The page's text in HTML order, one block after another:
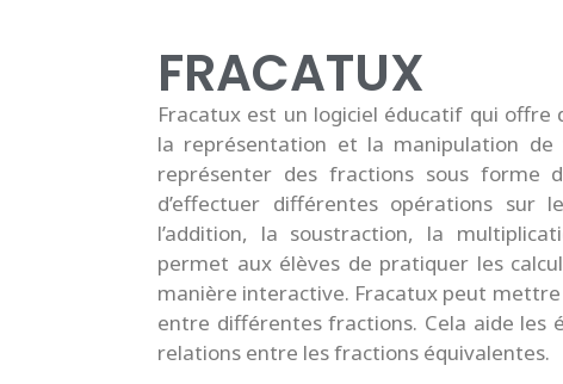
FRACATUX
Fracatux est un logiciel éducatif qui offre
la représentation et la manipulation
représenter des fractions sous forme
d’effectuer différentes opérations sur
l’addition, la soustraction, la
permet aux élèves de pratiquer les
manière interactive. Fracatux peut
entre différentes fractions. Cela aide les
relations entre les fractions équivalentes.